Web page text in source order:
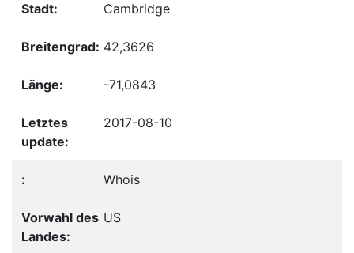
Cambridge
42,3626
-71,0843
2017-08-10
Whois
US